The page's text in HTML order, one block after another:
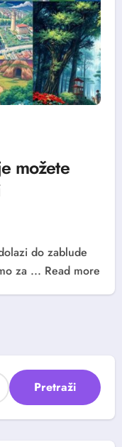
možete
za ... Read more